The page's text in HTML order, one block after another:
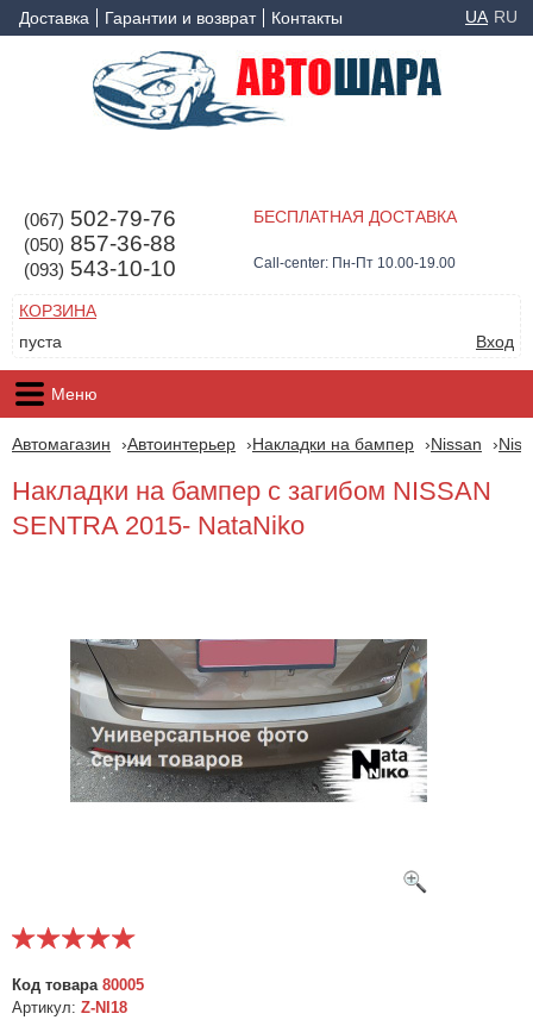
Доставка Гарантии и возврат Контакты UA RU
(067) 502-79-76
(050) 857-36-88
(093) 543-10-10
БЕСПЛАТНАЯ ДОСТАВКА
Call-center: Пн-Пт 10.00-19.00
КОРЗИНА
пуста
Вход
Меню
Автомагазин Автоинтерьер Накладки на бампер Nissan
Накладки на бампер с загибом NISSAN
SENTRA 2015- NataNiko
Код товара 80005
Артикул: Z-NI18